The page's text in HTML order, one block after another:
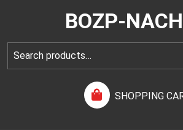
BOZP-
SHOPPING